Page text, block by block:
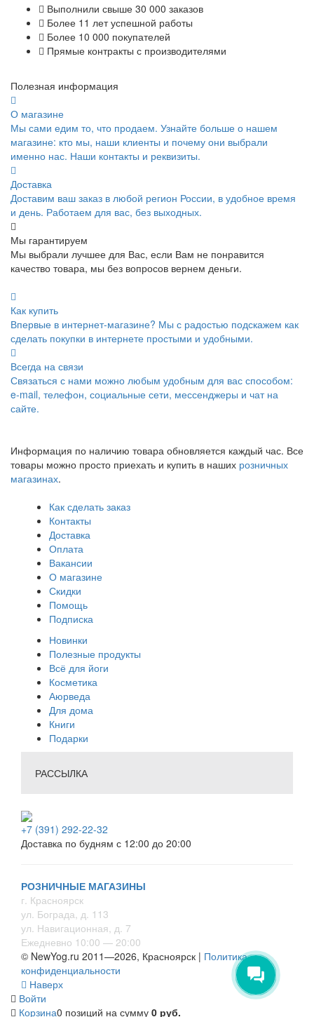
Выполнили свыше 30 000 заказов
Более 11 лет успешной работы
Более 10 000 покупателей
Прямые контракты с производителями
Полезная информация
О магазине
Мы сами едим то, что продаем. Узнайте больше о нашем
магазине: кто мы, наши клиенты и почему они выбрали
именно нас. Наши контакты и реквизиты.
Доставка
Доставим ваш заказ в любой регион России, в удобное время
и день. Работаем для вас, без выходных.
Мы гарантируем
Мы выбрали лучшее для Вас, если Вам не понравится
качество товара, мы без вопросов вернем деньги.
Как купить
Впервые в интернет-магазине? Мы с радостью подскажем как
сделать покупки в интернете простыми и удобными.
Всегда на связи
Связаться с нами можно любым удобным для вас способом:
e-mail, телефон, социальные сети, мессенджеры и чат на
сайте.
Информация по наличию товара обновляется каждый час. Все
товары можно просто приехать и купить в наших розничных
магазинах.
Как сделать заказ
Контакты
Доставка
Оплата
Вакансии
О магазине
Скидки
Помощь
Подписка
Новинки
Полезные продукты
Всё для йоги
Косметика
Аюрведа
Для дома
Книги
Подарки
РАССЫЛКА
+7 (391) 292-22-32
Доставка по будням с 12:00 до 20:00
РОЗНИЧНЫЕ МАГАЗИНЫ
г. Красноярск
ул. Бограда, д. 113
ул. Навигационная, д. 7
Ежедневно 10:00 — 20:00
© NewYog.ru 2011—2026, Красноярск | Политика
конфиденциальности
Наверх
Войти
Корзина0 позиций на сумму 0 руб.